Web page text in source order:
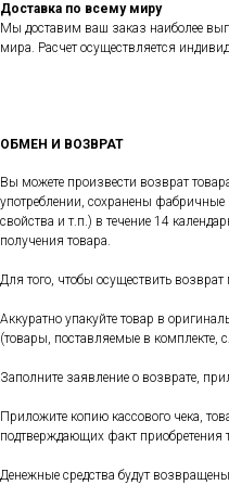
Доставка по всему миру
Мы доставим ваш заказ наиболее
мира. Расчет осуществляется
ОБМЕН И ВОЗВРАТ
Вы можете произвести возврат
употреблении, сохранены
свойства и т.п.) в течение 14
получения товара.
Для того, чтобы осуществить
Аккуратно упакуйте товар в
(товары, поставляемые в комплекте,
Заполните заявление о возврате,
Приложите копию кассового чека,
подтверждающих факт приобретения
Денежные средства будут